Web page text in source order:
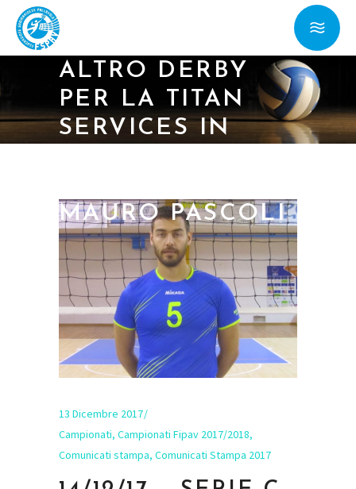
ALTRO DERBY
PER LA TITAN
SERVICES IN
MAURO PASCOLI
13 Dicembre 2017
Campionati, Campionati Fipav 2017/2018,
Comunicati stampa, Comunicati Stampa 2017